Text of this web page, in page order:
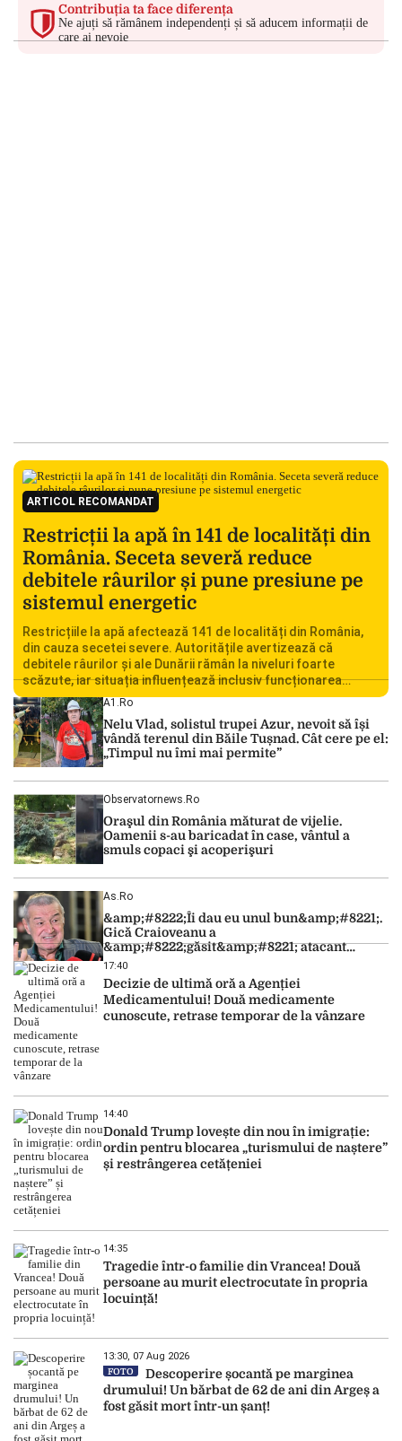
Contribuția ta face diferența
Ne ajuți să rămânem independenți și să aducem informații de
care ai nevoie
ARTICOL RECOMANDAT
Restricții la apă în 141 de localități din
România. Seceta severă reduce
debitele râurilor și pune presiune pe
sistemul energetic
Restricțiile la apă afectează 141 de localități din România,
din cauza secetei severe. Autoritățile avertizează că
debitele râurilor și ale Dunării rămân la niveluri foarte
scăzute, iar situația influențează inclusiv funcționarea
Centralei Nucleare de la Cernavodă. România se confruntă
cu una dintre cele mai dificile perioade din punct de vedere
hidrologic din ultimii ani. Lipsa […]
A1.ro
Nelu Vlad, solistul trupei Azur, nevoit să își
vândă terenul din Băile Tușnad. Cât cere pe el:
„Timpul nu îmi mai permite”
Observatornews.ro
Oraşul din România măturat de vijelie.
Oamenii s-au baricadat în case, vântul a
smuls copaci şi acoperişuri
As.ro
&amp;#8222;Îi dau eu unul bun&amp;#8221;.
Gică Craioveanu a
&amp;#8222;găsit&amp;#8221; atacant
pentru FCSB. Propunere directă pentru Gigi
Becali
17:40
Decizie de ultimă oră a Agenției
Medicamentului! Două medicamente
cunoscute, retrase temporar de la vânzare
14:40
Donald Trump lovește din nou în imigrație:
ordin pentru blocarea „turismului de naștere”
și restrângerea cetățeniei
14:35
Tragedie într-o familie din Vrancea! Două
persoane au murit electrocutate în propria
locuință!
13:30, 07 Aug 2026
FOTO
Descoperire șocantă pe marginea
drumului! Un bărbat de 62 de ani din Argeș a
fost găsit mort într-un șanț!